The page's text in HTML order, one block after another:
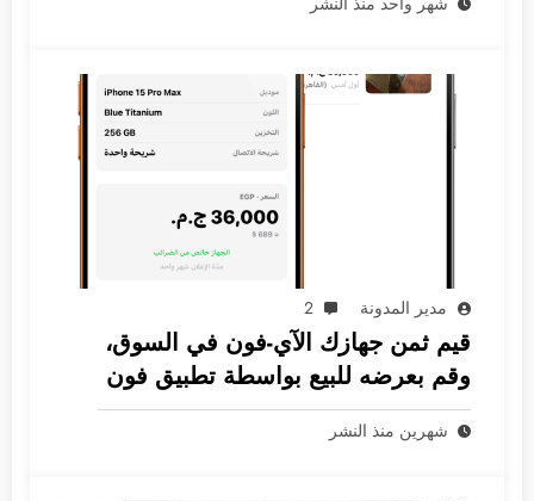
مدير المدونة 2
قيم ثمن جهازك الآي-فون في السوق،
وقم بعرضه للبيع بواسطة تطبيق فون
جرام
شهرين منذ النشر